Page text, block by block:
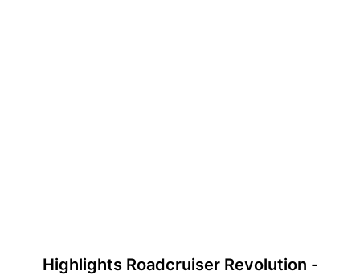
Highlights Roadcruiser Revolution -